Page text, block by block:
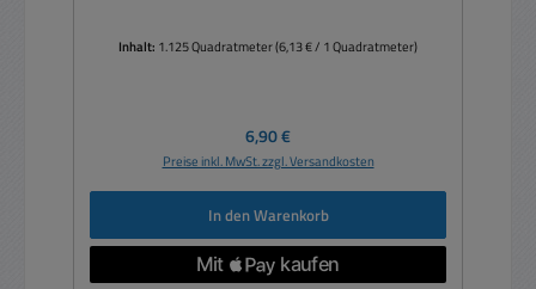
Inhalt: 1.125 Quadratmeter(6,13 € / 1 Quadratmeter)
Regulärer Preis:
6,90 €
Preise inkl. MwSt. zzgl. Versandkosten
In den Warenkorb